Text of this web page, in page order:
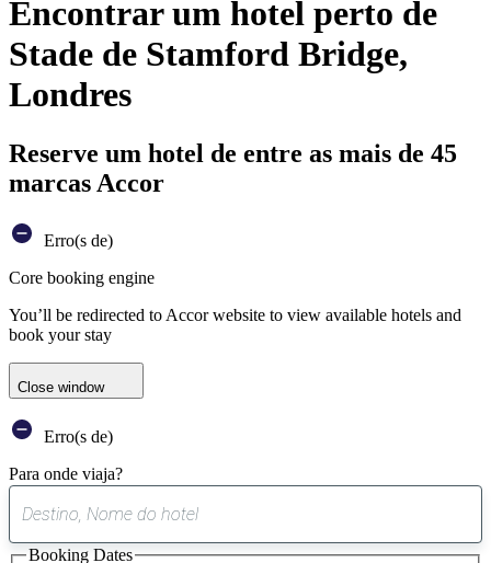
Encontrar um hotel perto de
Stade de Stamford Bridge,
Londres
Reserve um hotel de entre as mais de 45
marcas Accor
Erro(s de)
Core booking engine
You’ll be redirected to Accor website to view available hotels and
book your stay
Close window
Erro(s de)
Para onde viaja?
sugestão
encontrada
Booking Dates